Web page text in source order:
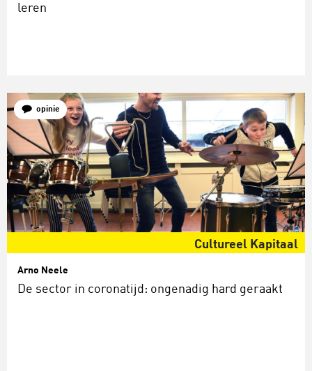
leren
opinie
Cultureel Kapitaal
Arno Neele
De sector in coronatijd: ongenadig hard geraakt